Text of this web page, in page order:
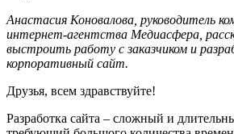
Анастасия Коновалова, руководитель
интернет-агентства Медиасфера,
выстроить работу с заказчиком и
корпоративный сайт.
Друзья, всем здравствуйте!
Разработка сайта – сложный и